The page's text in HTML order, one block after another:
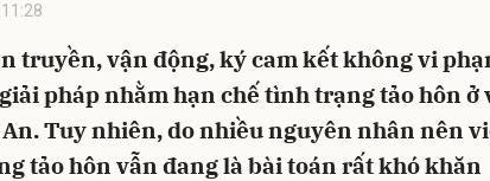
truyền, vận động, ký cam kết không vi
pháp nhằm hạn chế tình trạng tảo hôn ở
Tuy nhiên, do nhiều nguyên nhân nên
tảo hôn vẫn đang là bài toán rất khó khăn